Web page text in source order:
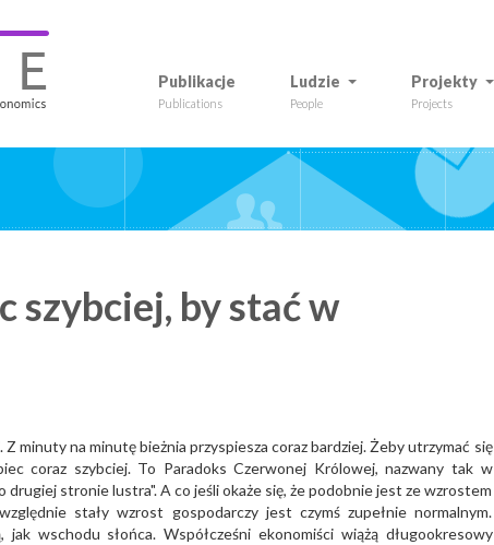
Publikacje
Publications
Ludzie
People
Projekty
Projects
szybciej, by stać w
minuty na minutę bieżnia przyspiesza coraz bardziej. Żeby utrzymać się
coraz szybciej. To Paradoks Czerwonej Królowej, nazwany tak w
drugiej stronie lustra". A co jeśli okaże się, że podobnie jest ze wzrostem
stały wzrost gospodarczy jest czymś zupełnie normalnym.
wschodu słońca. Współcześni ekonomiści wiążą długookresowy